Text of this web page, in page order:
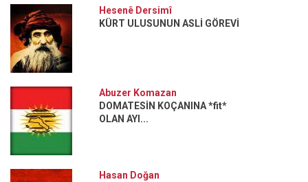
Hesenê Dersimî
KÜRT ULUSUNUN ASLİ GÖREVİ
Abuzer Komazan
DOMATESİN KOÇANINA *fit*
OLAN AYI...
Hasan Doğan